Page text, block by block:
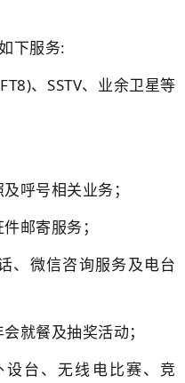
下服务:
、SSTV、业余卫星等
呼号相关业务；
邮寄服务；
微信咨询服务及电台
就餐及抽奖活动；
台、无线电比赛、竞